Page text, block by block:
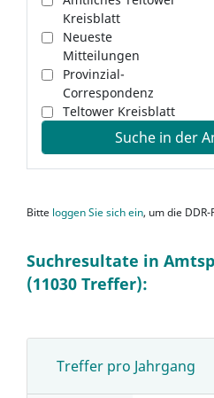
Kreisblatt
Neueste
Mitteilungen
Provinzial-
Correspondenz
Teltower Kreisblatt
Suche in der
Bitte loggen Sie sich ein, um die
Suchresultate in
(11030 Treffer):
Treffer pro Jahrgang